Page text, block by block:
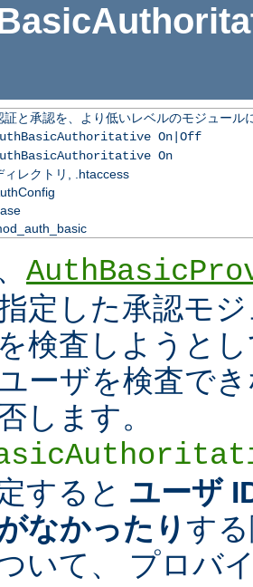
証と承認を、より低いレベルのモジュール
On|Off
On
ィレクトリ, .htaccess
定した承認モ
検査しようと
ーザを検査で
します。
すると ユーザ
なかったり す
いて、 プロバ